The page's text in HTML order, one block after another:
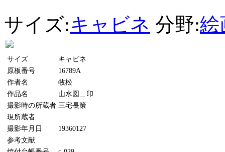
サイズ:キャビネ 分野:絵
サイズ
キャビネ
原板番号
16789A
作者名
牧松
作品名
山水図＿印
撮影時の所蔵者 三宅長策
現所蔵者
撮影年月日
19360127
参考文献